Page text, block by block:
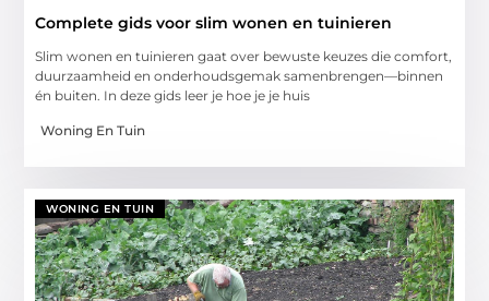
Complete gids voor slim wonen en tuinieren
Slim wonen en tuinieren gaat over bewuste keuzes die comfort,
duurzaamheid en onderhoudsgemak samenbrengen—binnen
én buiten. In deze gids leer je hoe je je huis
Woning En Tuin
WONING EN TUIN